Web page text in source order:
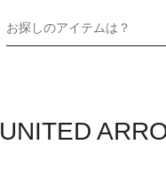
お探しのアイテムは？
UNITED